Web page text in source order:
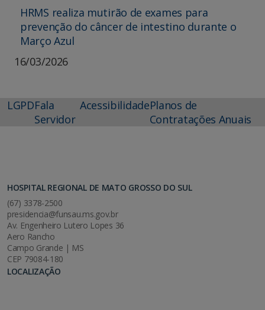
HRMS realiza mutirão de exames para
prevenção do câncer de intestino durante o
Março Azul
16/03/2026
LGPDFala
Servidor
AcessibilidadePlanos de
Contratações Anuais
HOSPITAL REGIONAL DE MATO GROSSO DO SUL
(67) 3378-2500
presidencia@funsau.ms.gov.br
Av. Engenheiro Lutero Lopes 36
Aero Rancho
Campo Grande | MS
CEP 79084-180
LOCALIZAÇÃO